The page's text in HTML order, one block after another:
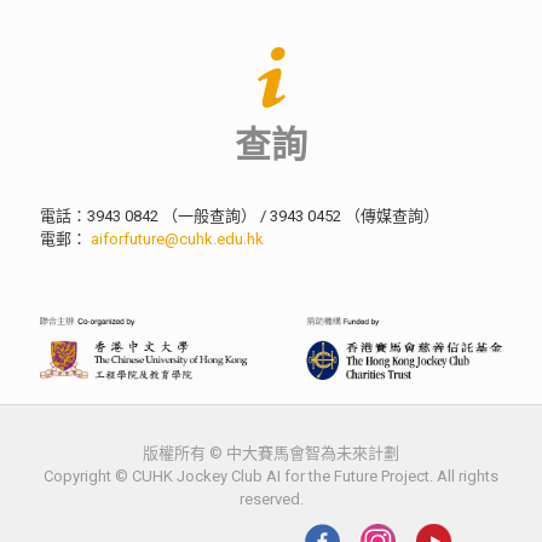
查詢
電話：3943 0842 （一般查詢） / 3943 0452 （傳媒查詢）
電郵： aiforfuture@cuhk.edu.hk
版權所有 © 中大賽馬會智為未來計劃
Copyright © CUHK Jockey Club AI for the Future Project. All rights
reserved.